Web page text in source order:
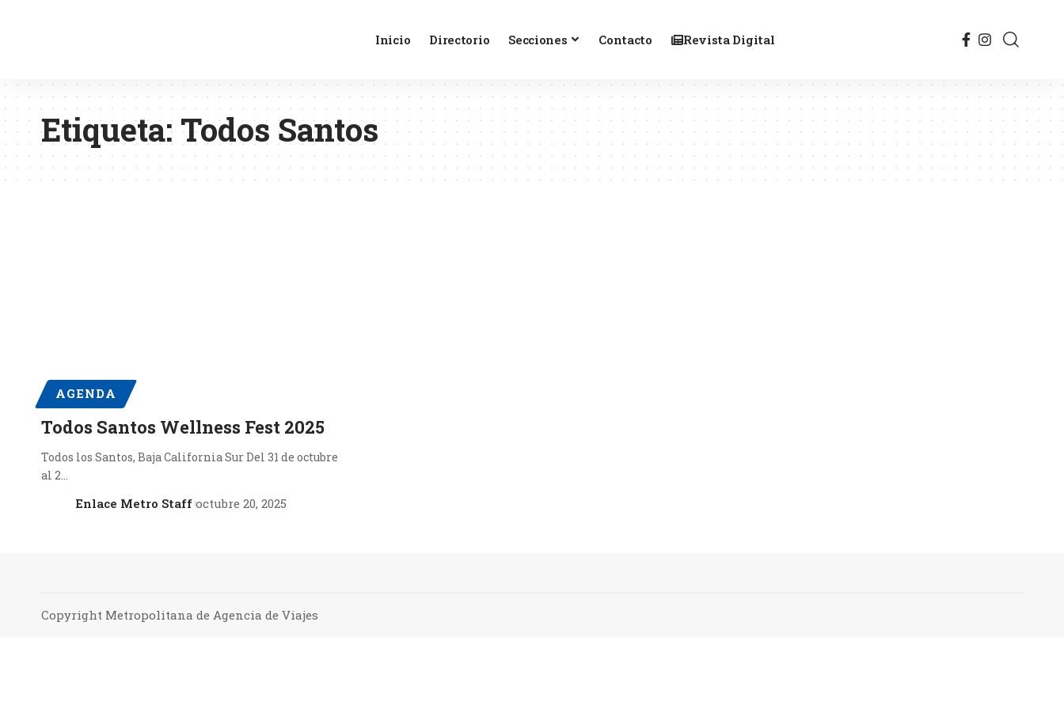
Inicio Directorio Secciones Contacto Revista Digital
Etiqueta: Todos Santos
AGENDA
Todos Santos Wellness Fest 2025
Todos los Santos, Baja California Sur Del 31 de octubre
al 2…
Enlace Metro Staff octubre 20, 2025
Copyright Metropolitana de Agencia de Viajes